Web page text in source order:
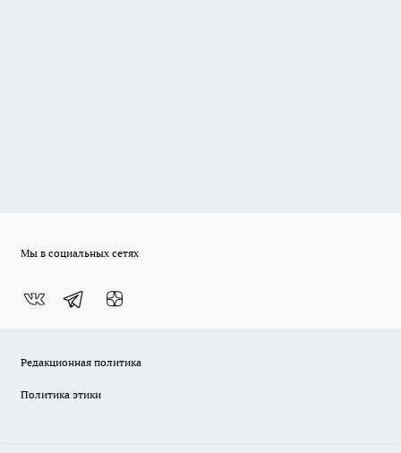
Мы в социальных сетях
Редакционная политика
Политика этики